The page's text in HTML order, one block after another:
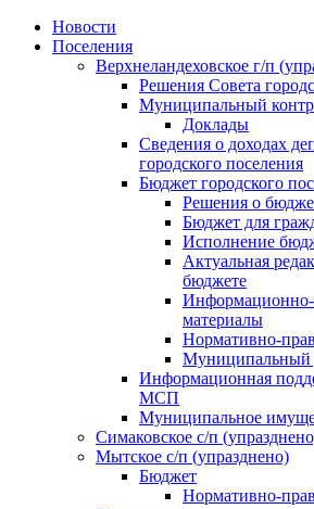
Skip
Новости
Поселения
Верхнеландеховское г/п
Решения Совета
Муниципальный
Доклады
Сведения о доходах
городского поселения
Бюджет городского
Решения о
Бюджет для
Исполнение
Актуальная
бюджете
Информационно-
материалы
Нормативно-
Муниципальный
Информационная
МСП
Муниципальное
Симаковское с/п
Мытское с/п (упразднено)
Бюджет
Нормативно-